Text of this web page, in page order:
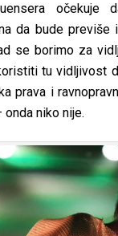
očekuje
da bude previše
se borimo za
tu vidljivost
prava i
niko nije.